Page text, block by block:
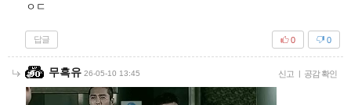
ㅇㄷ
답글 0
0
무흑유 26-05-10 13:45 신고 | 공감 확인